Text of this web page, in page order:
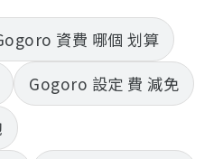
資費 哪個 划算
Gogoro 設定 費 減免